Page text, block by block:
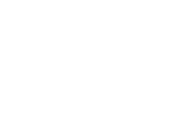
Uno de los puntos en
acta, donde entienden
árbitro. Sin embargo,
violencia y crispación
obligado a movilizar al
garantizar la